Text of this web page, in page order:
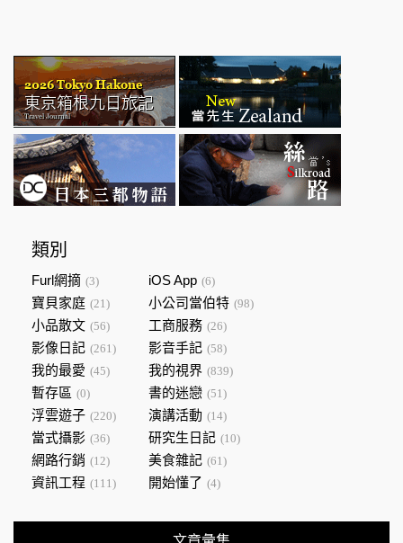
類別
Furl網摘 (3) iOS App (6)
寶貝家庭 (21) 小公司當伯特 (98)
小品散文 (56) 工商服務 (26)
影像日記 (261) 影音手記 (58)
我的最愛 (45) 我的視界 (839)
暫存區 (0) 書的迷戀 (51)
浮雲遊子 (220) 演講活動 (14)
當式攝影 (36) 研究生日記 (10)
網路行銷 (12) 美食雜記 (61)
資訊工程 (111) 開始懂了 (4)